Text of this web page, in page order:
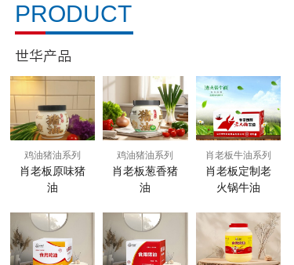
鸡油猪油系列
肖老板原味猪
油
鸡油猪油系列
肖老板葱香猪
油
肖老板牛油系列
肖老板定制老
火锅牛油
世华产品
PRODUCT